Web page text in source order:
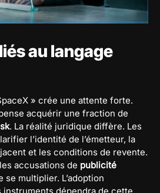
au langage
» crée une attente forte.
acquérir une fraction de
. La réalité juridique diffère. Les
l’identité de l’émetteur, la
et les conditions de revente.
accusations de publicité
se multiplier. L’adoption